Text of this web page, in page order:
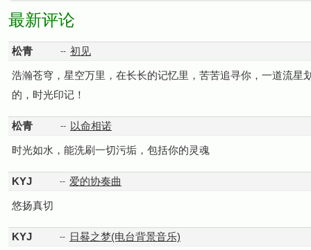
最新评论
松青 -- 初见
浩瀚苍穹，星空万里，在长长的记忆里，苦苦追寻你，一道流星
的，时光印记！
松青 -- 以命相诺
时光如水，能洗刷一切污垢，包括你的灵魂
KYJ -- 爱的协奏曲
悠扬真切
KYJ -- 日晷之梦(电台背景音乐)